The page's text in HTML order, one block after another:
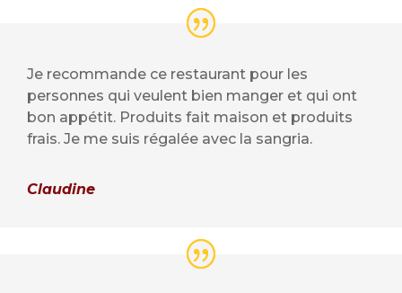
Je recommande ce restaurant pour les
personnes qui veulent bien manger et qui ont
bon appétit. Produits fait maison et produits
frais. Je me suis régalée avec la sangria.
Claudine